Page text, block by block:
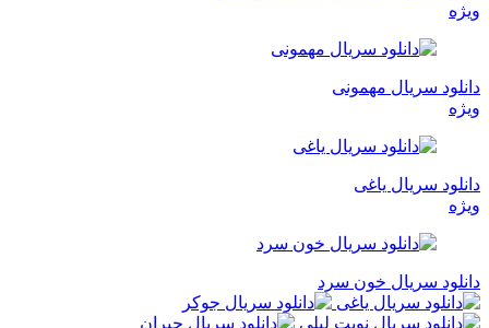
ویژه
دانلود سریال مهمونی
ویژه
دانلود سریال یاغی
ویژه
دانلود سریال خون سرد